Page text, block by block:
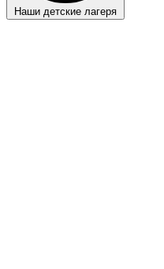
Наши детские лагеря